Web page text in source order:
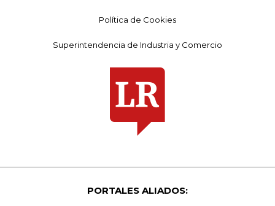
Política de Cookies
Superintendencia de Industria y Comercio
PORTALES ALIADOS: